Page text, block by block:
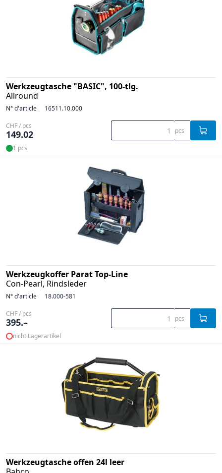
Werkzeugtasche "BASIC", 100-tlg.
Allround
N° d'article 16511.10.000
CHF / pcs
149.02 pcs
1 pcs
Werkzeugkoffer Parat Top-Line
Con-Pearl, Rindsleder
N° d'article 18.000-581
CHF / pcs
395.– pcs
nicht Lagerartikel
Werkzeugtasche offen 24l leer